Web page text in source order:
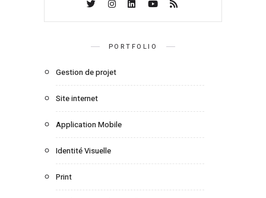
PORTFOLIO
Gestion de projet
Site internet
Application Mobile
Identité Visuelle
Print